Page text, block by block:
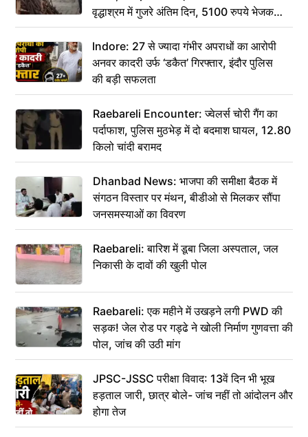
वृद्धाश्रम में गुजरे अंतिम दिन, 5100 रुपये भेजकर
कहा– अंतिम संस्कार कर दीजिए हम नहीं आ पाएंगे
Indore: 27 से ज्यादा गंभीर अपराधों का आरोपी
अनवर कादरी उर्फ ‘डकैत’ गिरफ्तार, इंदौर पुलिस
की बड़ी सफलता
Raebareli Encounter: ज्वेलर्स चोरी गैंग का
पर्दाफाश, पुलिस मुठभेड़ में दो बदमाश घायल, 12.80
किलो चांदी बरामद
Dhanbad News: भाजपा की समीक्षा बैठक में
संगठन विस्तार पर मंथन, बीडीओ से मिलकर सौंपा
जनसमस्याओं का विवरण
Raebareli: बारिश में डूबा जिला अस्पताल, जल
निकासी के दावों की खुली पोल
Raebareli: एक महीने में उखड़ने लगी PWD की
सड़क! जेल रोड पर गड्ढे ने खोली निर्माण गुणवत्ता की
पोल, जांच की उठी मांग
JPSC-JSSC परीक्षा विवाद: 13वें दिन भी भूख
हड़ताल जारी, छात्र बोले- जांच नहीं तो आंदोलन और
होगा तेज